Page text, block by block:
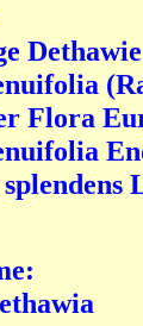
Dethawie
Flora